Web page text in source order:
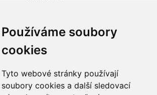
Používáme soubory
cookies
Tyto webové stránky používají
soubory cookies a další sledovací
Erlangte Auszeichnungen und
Zertifikate
Schutz der Privatsphäre